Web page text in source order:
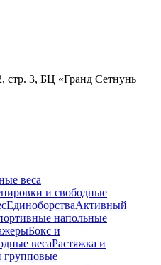
стр. 3, БЦ «Гранд Сетнунь
веса
и свободные
ЕдиноборстваАктивный
напольные
Бокс и
весаРастяжка и
групповые